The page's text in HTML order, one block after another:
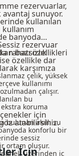
rezervuarlar,
sunuyor.
kullanılan
banyoda
rezervuar
rahatsızlık
özellikle dar
karşımıza
bazı özellikleri
çelik, yüksek
kullanımı
çalışır.
bu
koruma
bulunan akıllı su
konforlu bir
sessiz
ortam oluşur.
üzerinden iç
için
atabilirsiniz.
İçin